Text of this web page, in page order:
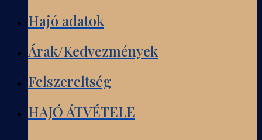
Hajó adatok
Árak/Kedvezmények
Felszereltség
HAJÓ ÁTVÉTELE